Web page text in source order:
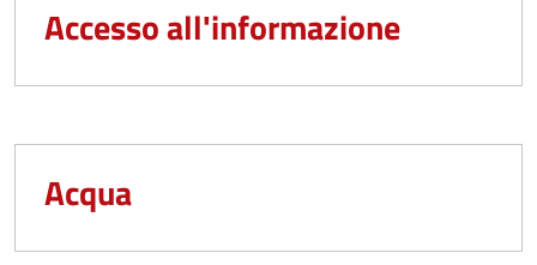
Accesso all'informazione
Acqua